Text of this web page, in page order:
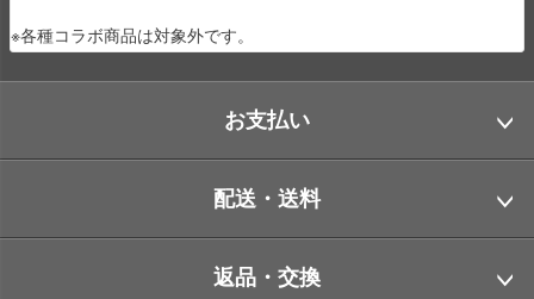
※各種コラボ商品は対象外です。
お支払い
配送・送料
返品・交換